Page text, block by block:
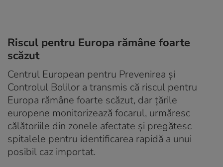
Riscul pentru Europa rămâne foarte
scăzut
Centrul European pentru Prevenirea și
Controlul Bolilor a transmis că riscul pentru
Europa rămâne foarte scăzut, dar țările
europene monitorizează focarul, urmăresc
călătoriile din zonele afectate și pregătesc
spitalele pentru identificarea rapidă a unui
posibil caz importat.